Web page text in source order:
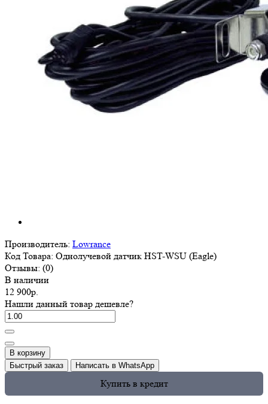
Производитель: Lowrance
Код Товара: Однолучевой датчик HST-WSU (Eagle)
Отзывы: (0)
В наличии
12 900р.
Нашли данный товар дешевле?
В корзину
Быстрый заказ
Написать в WhatsApp
Купить в кредит